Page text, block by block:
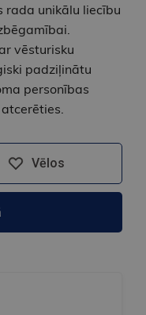
rada unikālu liecību
vēsturisku
padziļinātu
personības
Vēlos